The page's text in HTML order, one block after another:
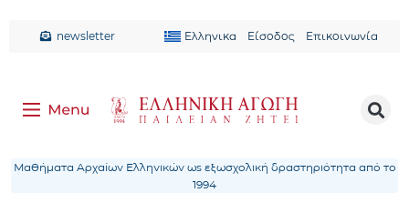
newsletter Ελληνικα Είσοδος Επικοινωνία
Μαθήματα Αρχαίων Ελληνικών ως εξωσχολική δραστηριότητα από το
1994